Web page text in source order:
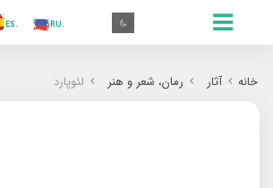
.RU
.ES
خانه آثار رمان‌‌، شعر و هنر لئوپارد